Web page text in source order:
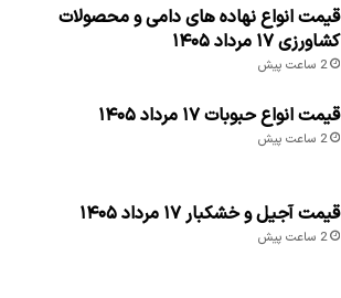
قیمت انواع نهاده های دامی و محصولات
کشاورزی ۱۷ مرداد ۱۴۰۵
2 ساعت پیش
قیمت انواع حبوبات ۱۷ مرداد ۱۴۰۵
2 ساعت پیش
قیمت آجیل و خشکبار ۱۷ مرداد ۱۴۰۵
2 ساعت پیش